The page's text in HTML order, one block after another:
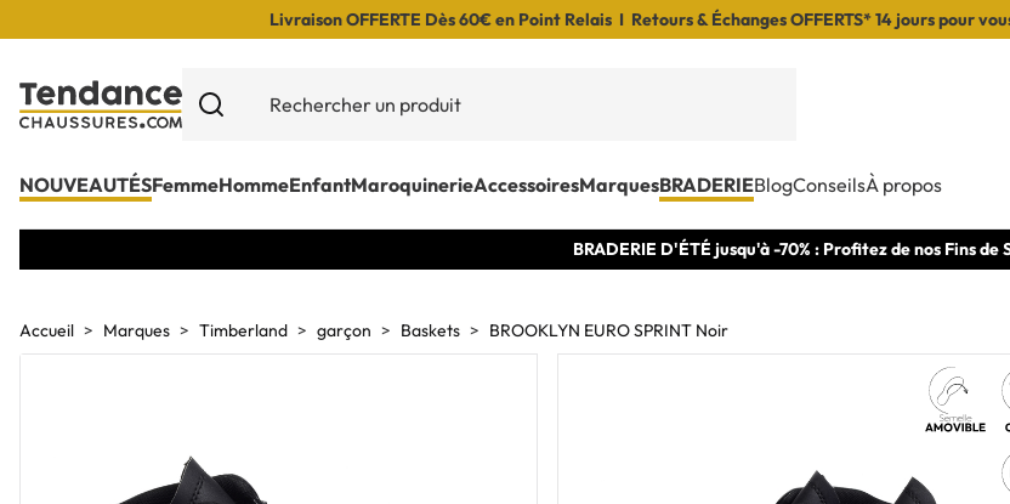
Livraison OFFERTE Dès 60€ en Point Relais I Retours & Échanges OFFERTS* 14 jours pour
NOUVEAUTÉSFemmeHommeEnfantMaroquinerieAccessoiresMarquesBRADERIEBlogConseilsÀ propos
BRADERIE D'ÉTÉ jusqu'à -70% : Profitez de nos Fins de
Accueil Marques Timberland garçon Baskets BROOKLYN EURO SPRINT Noir